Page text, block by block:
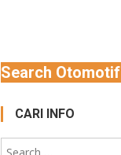
Search Otomotif
CARI INFO